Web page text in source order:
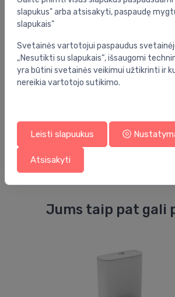
Atsiliepimai
5.0 (1)
Jums taip pat gali
slapukus" arba atsisakyti, paspaudę
slapukais"
Svetainės vartotojui paspaudus
„Nesutikti su slapukais“, išsaugomi
yra būtini svetainės veikimui užtikrinti ir
nereikia vartotojo sutikimo.
Leisti slapuukus
Atsisakyti